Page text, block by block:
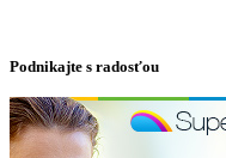
Podnikajte s radosťou